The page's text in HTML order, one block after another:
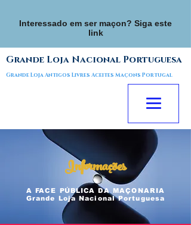
Interessado em ser maçon? Siga este
link
Grande Loja Nacional Portuguesa
Grande Loja Antigos Livres Aceites Maçons Portugal
Informações
A FACE PÚBLICA DA MAÇONARIA
Grande Loja Nacional Portuguesa